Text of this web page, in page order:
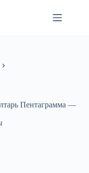
Пентаграмма —